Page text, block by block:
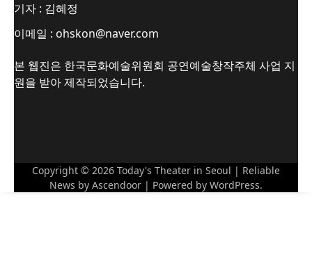
기자 : 김혜정
이메일 : ohskon@naver.com
본 웹진은 한국문화예술위원회 공연예술창작주체 사업 지
원을 받아 제작되었습니다.
Copyright © 2026 Today's Theater in Seoul | Reliable
News by Ascendoor | Powered by WordPress.